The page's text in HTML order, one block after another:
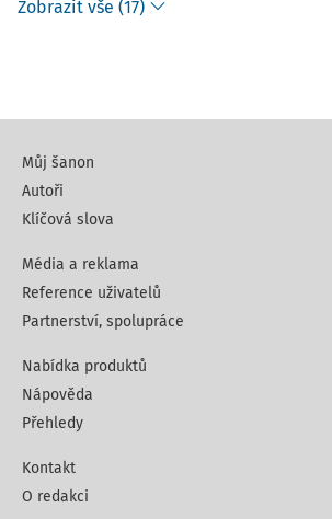
Zobrazit vše (17)
Můj šanon
Autoři
Klíčová slova
Média a reklama
Reference uživatelů
Partnerství, spolupráce
Nabídka produktů
Nápověda
Přehledy
Kontakt
O redakci